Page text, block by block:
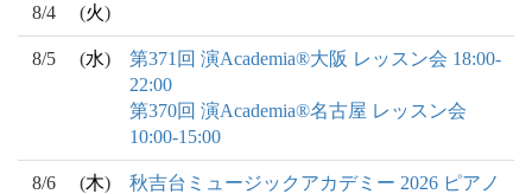
8/4 (火)
8/5 (水)
第371回 演Academia®大阪 レッスン会 18:00-
22:00
第370回 演Academia®名古屋 レッスン会
10:00-15:00
8/6 (木)
秋吉台ミュージックアカデミー 2026 ピアノ